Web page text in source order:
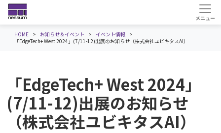
HOME お知らせ＆イベント
イベント情報
「EdgeTech+ West 2024」(7/11-12)出展のお知らせ（株式会社ユビキタスAI）
「EdgeTech+ West 2024」
(7/11-12)出展のお知らせ
（株式会社ユビキタスAI）